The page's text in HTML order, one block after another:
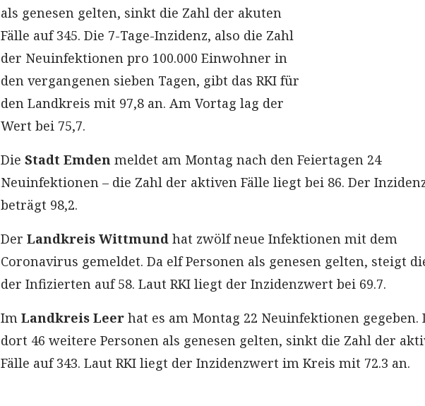
als genesen gelten, sinkt die Zahl der akuten
Fälle auf 345. Die 7-Tage-Inzidenz, also die Zahl
der Neuinfektionen pro 100.000 Einwohner in
den vergangenen sieben Tagen, gibt das RKI für
den Landkreis mit 97,8 an. Am Vortag lag der
Wert bei 75,7.
Die Stadt Emden meldet am Montag nach den Feiertagen 24
Neuinfektionen – die Zahl der aktiven Fälle liegt bei 86. Der
beträgt 98,2.
Der Landkreis Wittmund hat zwölf neue Infektionen mit dem
Coronavirus gemeldet. Da elf Personen als genesen gelten, steigt
der Infizierten auf 58. Laut RKI liegt der Inzidenzwert bei 69.7.
Im Landkreis Leer hat es am Montag 22 Neuinfektionen gegeben.
dort 46 weitere Personen als genesen gelten, sinkt die Zahl der
Fälle auf 343. Laut RKI liegt der Inzidenzwert im Kreis mit 72.3 an.